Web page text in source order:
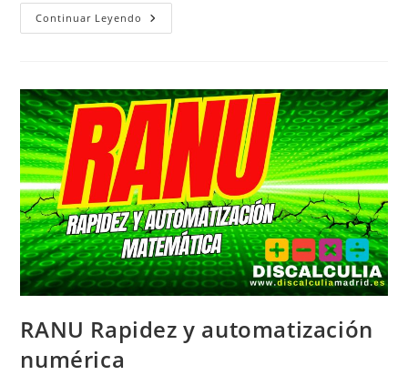
Continuar Leyendo Representación
De
RANU Rapidez y automatización
numérica